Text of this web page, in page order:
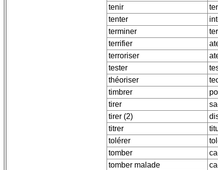
tenir
tenter
terminer
terrifier
terroriser
tester
théoriser
timbrer
tirer
tirer (2)
titrer
tolérer
tomber
tomber malade